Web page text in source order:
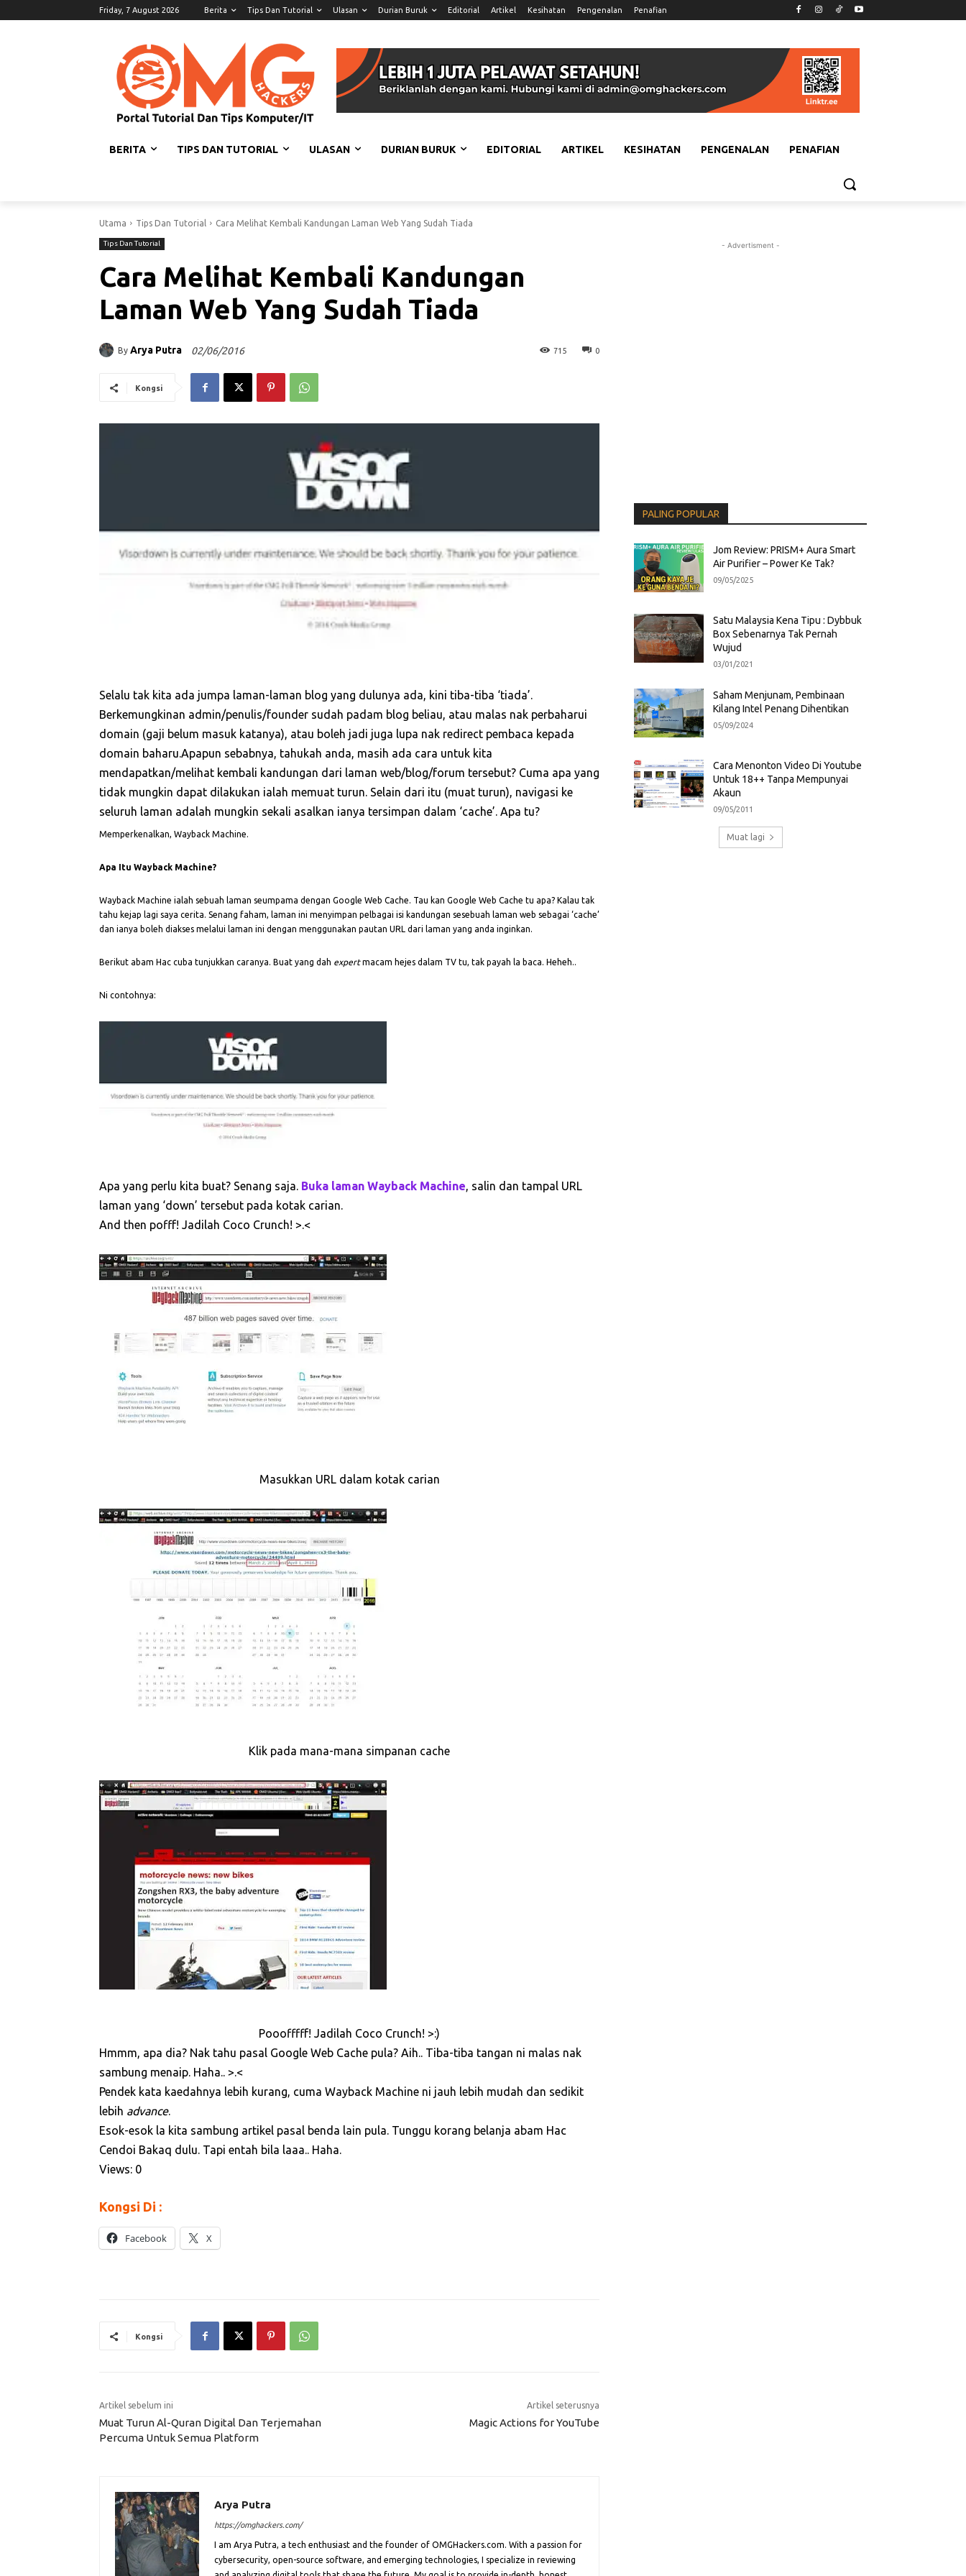
Friday, 7 August 2026 Berita Tips Dan Tutorial Ulasan Durian Buruk Editorial Artikel Kesihatan Pengenalan Penafian
BERITA TIPS DAN TUTORIAL ULASAN DURIAN BURUK EDITORIAL ARTIKEL KESIHATAN PENGENALAN PENAFIAN
Utama Tips Dan Tutorial Cara Melihat Kembali Kandungan Laman Web Yang Sudah Tiada
Tips Dan Tutorial
Cara Melihat Kembali Kandungan
Laman Web Yang Sudah Tiada
By Arya Putra 02/06/2016 0
715
Kongsi
Selalu tak kita ada jumpa laman-laman blog yang dulunya ada, kini tiba-tiba ‘tiada’.
Berkemungkinan admin/penulis/founder sudah padam blog beliau, atau malas nak perbaharui
domain (gaji belum masuk katanya), atau boleh jadi juga lupa nak redirect pembaca kepada
domain baharu.Apapun sebabnya, tahukah anda, masih ada cara untuk kita
mendapatkan/melihat kembali kandungan dari laman web/blog/forum tersebut? Cuma apa yang
tidak mungkin dapat dilakukan ialah memuat turun. Selain dari itu (muat turun), navigasi ke
seluruh laman adalah mungkin sekali asalkan ianya tersimpan dalam ‘cache’. Apa tu?
Memperkenalkan, Wayback Machine.
Apa Itu Wayback Machine?
Wayback Machine ialah sebuah laman seumpama dengan Google Web Cache. Tau kan Google Web Cache tu apa? Kalau tak
tahu kejap lagi saya cerita. Senang faham, laman ini menyimpan pelbagai isi kandungan sesebuah laman web sebagai ‘cache’
dan ianya boleh diakses melalui laman ini dengan menggunakan pautan URL dari laman yang anda inginkan.
Berikut abam Hac cuba tunjukkan caranya. Buat yang dah expertmacam hejes dalam TV tu, tak payah la baca. Heheh..
Ni contohnya:
Apa yang perlu kita buat? Senang saja. Buka laman Wayback Machine, salin dan tampal URL
laman yang ‘down’ tersebut pada kotak carian.
And then pofff! Jadilah Coco Crunch! >.<
Masukkan URL dalam kotak carian
Klik pada mana-mana simpanan cache
Pooofffff! Jadilah Coco Crunch! >:)
Hmmm, apa dia? Nak tahu pasal Google Web Cache pula? Aih.. Tiba-tiba tangan ni malas nak
sambung menaip. Haha.. >.<
Pendek kata kaedahnya lebih kurang, cuma Wayback Machine ni jauh lebih mudah dan sedikit
lebih advance.
Esok-esok la kita sambung artikel pasal benda lain pula. Tunggu korang belanja abam Hac
Cendoi Bakaq dulu. Tapi entah bila laaa.. Haha.
Views: 0
Kongsi Di :
Facebook X
Kongsi
Artikel sebelum ini
Muat Turun Al-Quran Digital Dan Terjemahan
Percuma Untuk Semua Platform
Artikel seterusnya
Magic Actions for YouTube
Arya Putra
https://omghackers.com/
I am Arya Putra, a tech enthusiast and the founder of OMGHackers.com. With a passion for
cybersecurity, open-source software, and emerging technologies, I specialize in reviewing
- Advertisment -
PALING POPULAR
Jom Review: PRISM+ Aura Smart
Air Purifier – Power Ke Tak?
09/05/2025
Satu Malaysia Kena Tipu : Dybbuk
Box Sebenarnya Tak Pernah
Wujud
03/01/2021
Saham Menjunam, Pembinaan
Kilang Intel Penang Dihentikan
05/09/2024
Cara Menonton Video Di Youtube
Untuk 18++ Tanpa Mempunyai
Akaun
09/05/2011
Muat lagi